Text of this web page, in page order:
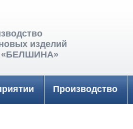
изделий
Производство